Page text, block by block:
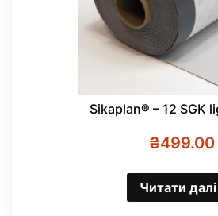
Sikaplan® – 12 SGK
₴499.00
Читати далі